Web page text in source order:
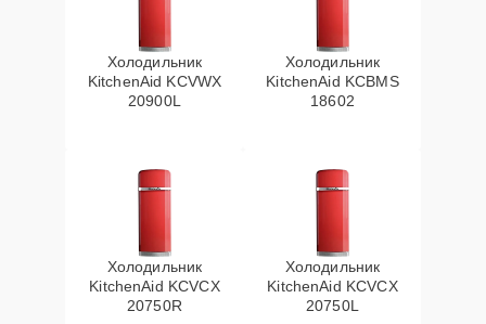
Холодильник
KitchenAid KCVWX
20900L
Холодильник
KitchenAid KCBMS
18602
Холодильник
KitchenAid KCVCX
20750R
Холодильник
KitchenAid KCVCX
20750L